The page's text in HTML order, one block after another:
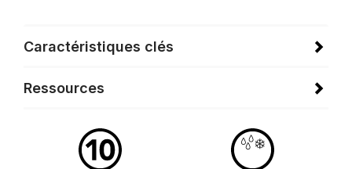
Caractéristiques clés
Ressources